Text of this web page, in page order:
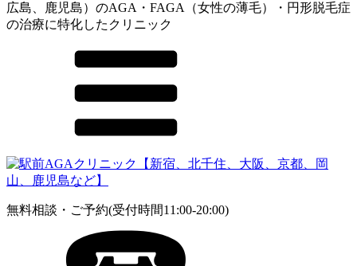
広島、鹿児島）のAGA・FAGA（女性の薄毛）・円形脱毛症
の治療に特化したクリニック
無料相談・ご予約(受付時間11:00-20:00)